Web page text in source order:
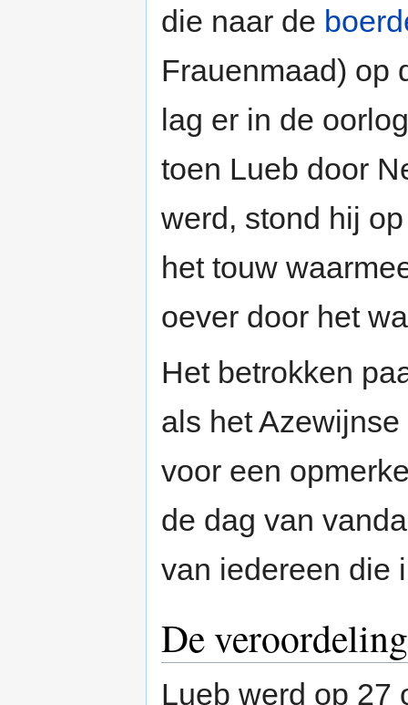
die naar de
Frauenmaad) op
lag er in de
toen Lueb door
werd, stond hij
het touw
oever door het
Het betrokken
als het
voor een
de dag van
van iedereen die
De
Lueb werd op 27